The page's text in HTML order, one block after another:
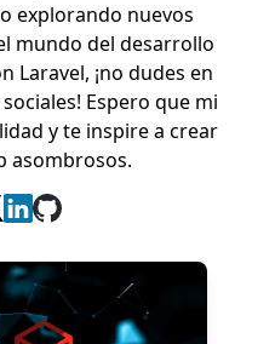
explorando nuevos
mundo del desarrollo
Laravel, ¡no dudes en
Espero que mi
y te inspire a crear
asombrosos.